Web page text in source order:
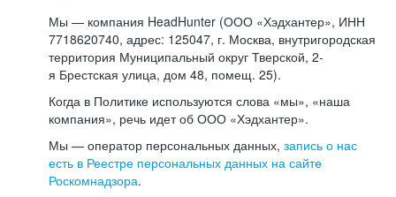
Мы — компания HeadHunter (ООО «Хэдхантер», ИНН
7718620740, адрес: 125047, г. Москва, внутригородская
территория Муниципальный округ Тверской, 2-
я Брестская улица, дом 48, помещ. 25).
Когда в Политике используются слова «мы», «наша
компания», речь идет об ООО «Хэдхантер».
Мы — оператор персональных данных, запись о нас
есть в Реестре персональных данных на сайте
Роскомнадзора.